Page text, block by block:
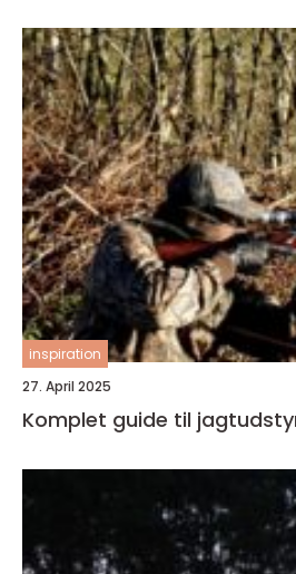
inspiration
27. April 2025
Komplet guide til